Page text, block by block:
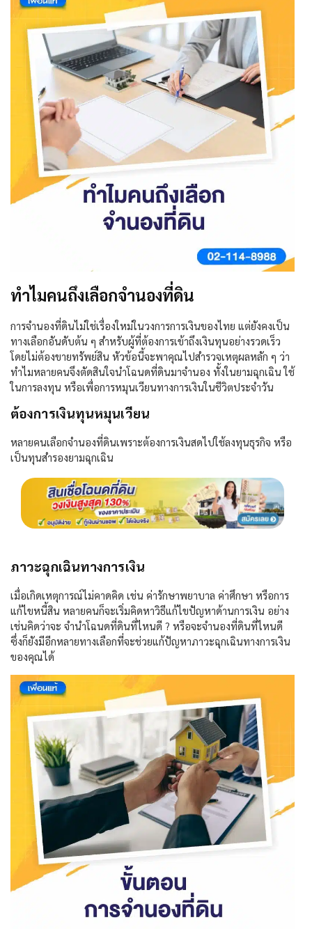
ทำไมคนถึงเลือกจำนองที่ดิน
การจำนองที่ดินไม่ใช่เรื่องใหม่ในวงการการเงินของไทย แต่ยังคงเป็น
ทางเลือกอันดับต้น ๆ สำหรับผู้ที่ต้องการเข้าถึงเงินทุนอย่างรวดเร็ว
โดยไม่ต้องขายทรัพย์สิน หัวข้อนี้จะพาคุณไปสำรวจเหตุผลหลัก ๆ ว่า
ทำไมหลายคนจึงตัดสินใจนำโฉนดที่ดินมาจำนอง ทั้งในยามฉุกเฉิน ใช้
ในการลงทุน หรือเพื่อการหมุนเวียนทางการเงินในชีวิตประจำวัน
ต้องการเงินทุนหมุนเวียน
หลายคนเลือกจำนองที่ดินเพราะต้องการเงินสดไปใช้ลงทุนธุรกิจ หรือ
เป็นทุนสำรองยามฉุกเฉิน
ภาวะฉุกเฉินทางการเงิน
เมื่อเกิดเหตุการณ์ไม่คาดคิด เช่น ค่ารักษาพยาบาล ค่าศึกษา หรือการ
แก้ไขหนี้สิน หลายคนก็จะเริ่มคิดหาวิธีแก้ไขปัญหาด้านการเงิน อย่าง
เช่นคิดว่าจะ จำนำโฉนดที่ดินที่ไหนดี ? หรือจะจำนองที่ดินที่ไหนดี
ซึ่งก็ยังมีอีกหลายทางเลือกที่จะช่วยแก้ปัญหาภาวะฉุกเฉินทางการเงิน
ของคุณได้